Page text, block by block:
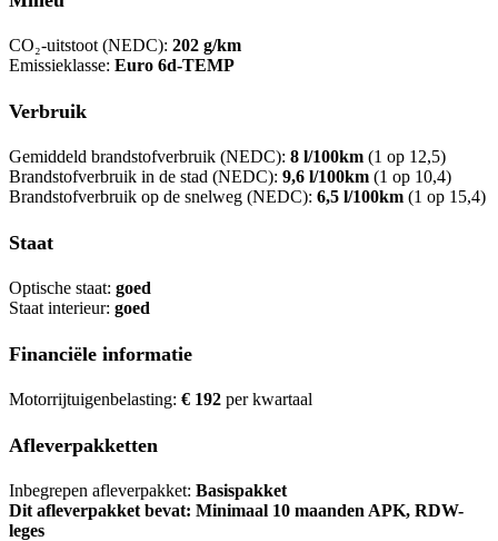
CO₂-uitstoot (NEDC): 202 g/km
Emissieklasse: Euro 6d-TEMP
Verbruik
Gemiddeld brandstofverbruik (NEDC): 8 l/100km (1 op 12,5)
Brandstofverbruik in de stad (NEDC): 9,6 l/100km (1 op 10,4)
Brandstofverbruik op de snelweg (NEDC): 6,5 l/100km (1 op 15,4)
Staat
Optische staat: goed
Staat interieur: goed
Financiële informatie
Motorrijtuigenbelasting: € 192 per kwartaal
Afleverpakketten
Inbegrepen afleverpakket: Basispakket
Dit afleverpakket bevat: Minimaal 10 maanden APK, RDW-
leges